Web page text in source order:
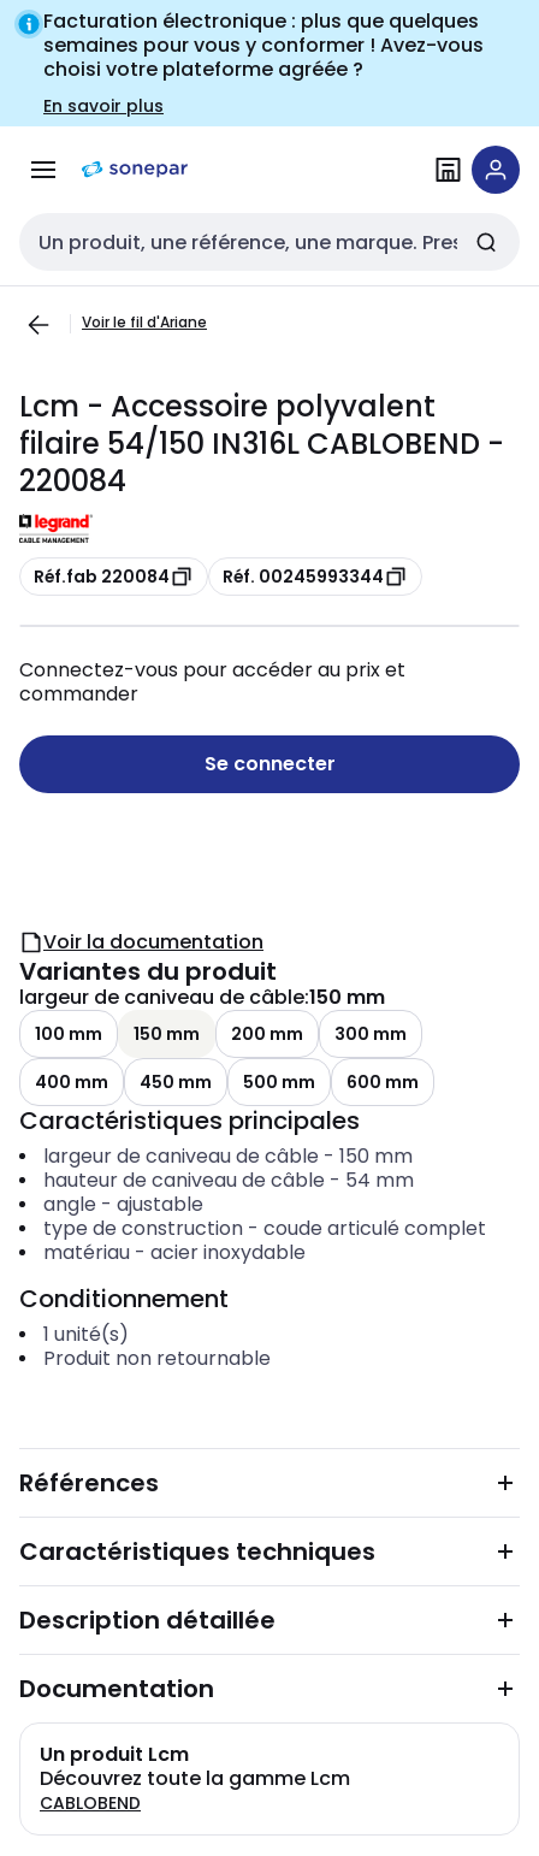
Passer à la
navigation
Passer
au
contenu
Facturation électronique : plus que quelques
semaines pour vous y conformer ! Avez-vous
choisi votre plateforme agréée ?
En savoir plus
Entrée de recherche
Voir le fil d'Ariane
Lcm - Accessoire polyvalent
filaire 54/150 IN316L CABLOBEND -
220084
Copie
Réf.fab 220084 Copie
Réf. 00245993344
Connectez-vous pour accéder au prix et
commander
Se connecter
Voir la documentation
Variantes du produit
largeur de caniveau de câble:150 mm
100 mm 150 mm 200 mm
300 mm
400 mm
450 mm 500 mm 600 mm
Caractéristiques principales
largeur de caniveau de câble - 150 mm
hauteur de caniveau de câble - 54 mm
angle - ajustable
type de construction- coude articulé complet
matériau- acier inoxydable
Conditionnement
1 unité(s)
Produit non retournable
Références
Caractéristiques techniques
Description détaillée
Documentation
Un produit Lcm
Découvrez toute la gamme Lcm
CABLOBEND